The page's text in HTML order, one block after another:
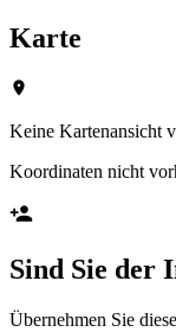
Karte
Keine Kartenansicht
Koordinaten nicht
Sind Sie der
Übernehmen Sie